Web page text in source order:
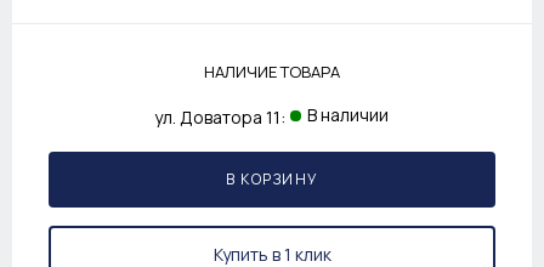
НАЛИЧИЕ ТОВАРА
ул. Доватора 11: В наличии
В КОРЗИНУ
Купить в 1 клик